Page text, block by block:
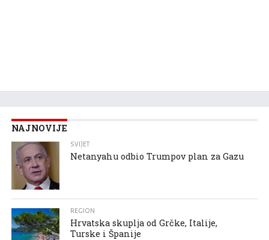
NAJNOVIJE
SVIJET
Netanyahu odbio Trumpov plan za Gazu
REGION
Hrvatska skuplja od Grčke, Italije,
Turske i Španije